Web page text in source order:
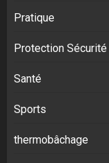
Pratique
Protection Sécurité
Santé
Sports
thermobâchage